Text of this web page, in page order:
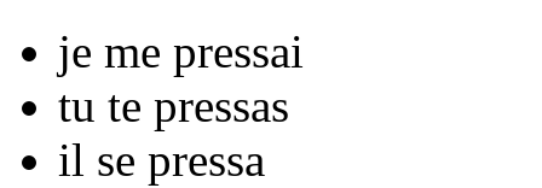
je me pressai
tu te pressas
il se pressa